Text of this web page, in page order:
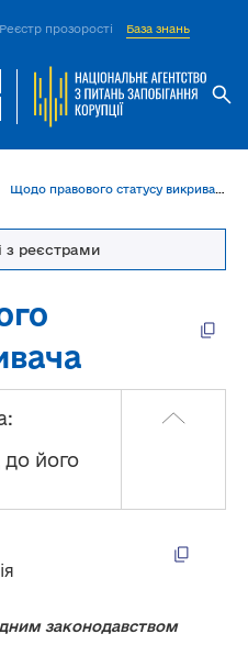
Реєстр прозорості База знань
з реєстрами
до його
законодавством